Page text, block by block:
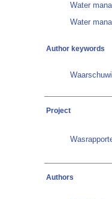
Water
Water
Author keywords
Project
Authors